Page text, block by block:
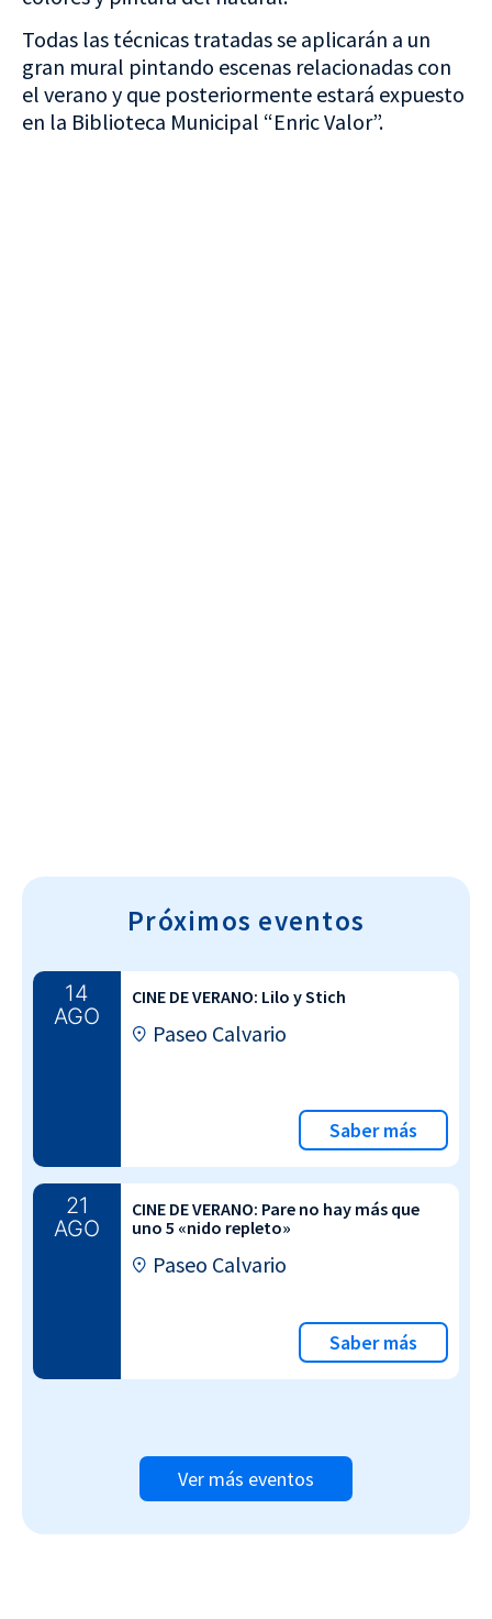
Todas las técnicas tratadas se aplicarán a un
gran mural pintando escenas relacionadas con
el verano y que posteriormente estará expuesto
en la Biblioteca Municipal “Enric Valor”.
Próximos eventos
14
AGO
CINE DE VERANO: Lilo y Stich
Paseo Calvario
Saber más
21
AGO
CINE DE VERANO: Pare no hay más que
uno 5 «nido repleto»
Paseo Calvario
Saber más
Ver más eventos